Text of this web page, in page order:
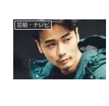
芸能・テレビ